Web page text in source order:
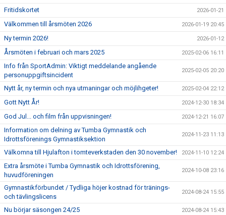
Fritidskortet 2026-01-21
Välkommen till årsmöten 2026 2026-01-19 20:45
Ny termin 2026! 2026-01-12
Årsmöten i februari och mars 2025 2025-02-06 16:11
Info från SportAdmin: Viktigt meddelande angående
personuppgiftsincident
2025-02-05 20:20
Nytt år, ny termin och nya utmaningar och möjlihgeter! 2025-02-04 22:12
Gott Nytt År! 2024-12-30 18:34
God Jul... och film från uppvisningen! 2024-12-21 16:07
Information om delning av Tumba Gymnastik och
Idrottsförenings Gymnastiksektion
2024-11-23 11:13
Välkomna till Hjulafton i tomteverkstaden den 30 november! 2024-11-10 12:24
Extra årsmöte i Tumba Gymnastik och Idrottsförening,
huvudföreningen
2024-10-08 23:16
Gymnastikförbundet / Tydliga höjer kostnad för tränings-
och tävlingslicens
2024-08-24 15:55
Nu börjar säsongen 24/25 2024-08-24 15:43